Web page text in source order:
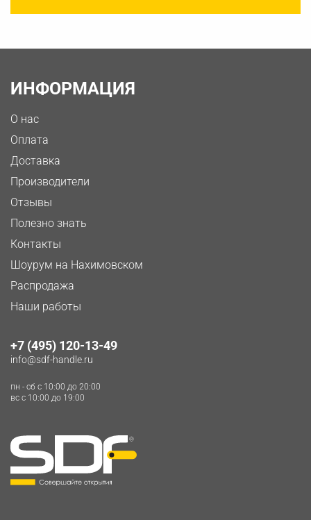
ИНФОРМАЦИЯ
О нас
Оплата
Доставка
Производители
Отзывы
Полезно знать
Контакты
Шоурум на Нахимовском
Распродажа
Наши работы
+7 (495) 120-13-49
info@sdf-handle.ru
пн - сб c 10:00 до 20:00
вс c 10:00 до 19:00